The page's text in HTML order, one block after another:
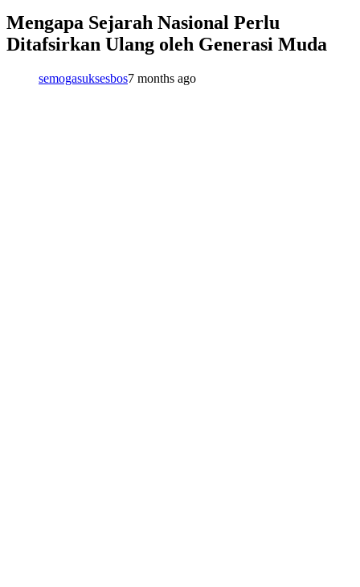
Mengapa Sejarah Nasional Perlu
Ditafsirkan Ulang oleh Generasi Muda
semogasuksesbos7 months ago